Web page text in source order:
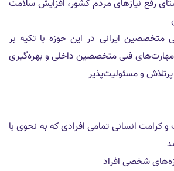
رفع نيازهاى مردم كشور، افزايش سلامت
متخصصين ايرانى در اين حوزه با تكيه بر
فنى متخصصين داخلى و بهره‌گيرى
و مسئوليت‌پذير
كرامت انسانى تمامى افرادى كه به نحوى با
شخصى افراد